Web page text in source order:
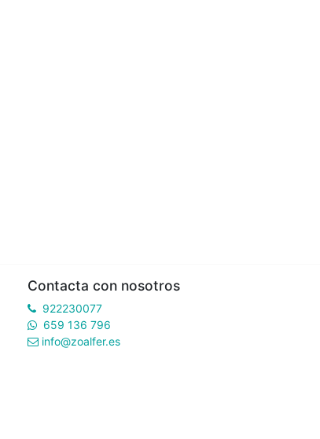
Contacta con nosotros
922230077
659 136 796
info@zoalfer.es